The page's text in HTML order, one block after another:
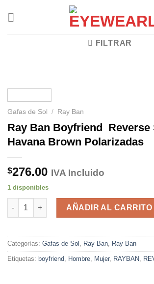
FILTRAR
Gafas de Sol / Ray Ban
Ray Ban Boyfriend Reverse
Havana Brown Polarizadas
$276.00 IVA Incluido
1 disponibles
Ray Ban Boyfriend Reverse Striped
AÑADIR AL CARRITO
Categorías: Gafas de Sol Ray Ban Ray Ban
Etiquetas: boyfriend Hombre Mujer, RAYBAN